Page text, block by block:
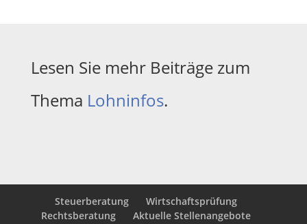
Lesen Sie mehr Beiträge zum
Thema Lohninfos.
Steuerberatung
Wirtschaftsprüfung
Rechtsberatung
Aktuelle Stellenangebote